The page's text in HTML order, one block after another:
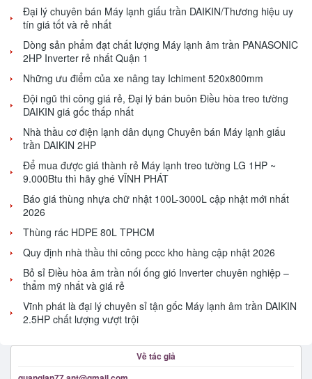
Đại lý chuyên bán Máy lạnh giấu trần DAIKIN/Thương hiệu uy
tín giá tốt và rẻ nhất
Dòng sản phẩm đạt chất lượng Máy lạnh âm trần PANASONIC
2HP Inverter rẻ nhất Quận 1
Những ưu điểm của xe nâng tay Ichiment 520x800mm
Đội ngũ thi công giá rẻ, Đại lý bán buôn Điều hòa treo tường
DAIKIN giá gốc thấp nhất
Nhà thầu cơ điện lạnh dân dụng Chuyên bán Máy lạnh giấu
trần DAIKIN 2HP
Để mua được giá thành rẻ Máy lạnh treo tường LG 1HP ~
9.000Btu thì hãy ghé VĨNH PHÁT
Báo giá thùng nhựa chữ nhật 100L-3000L cập nhật mới nhất
2026
Thùng rác HDPE 80L TPHCM
Quy định nhà thầu thi công pccc kho hàng cập nhật 2026
Bỏ sỉ Điều hòa âm trần nối ống gió Inverter chuyên nghiệp –
thẩm mỹ nhất và giá rẻ
Vĩnh phát là đại lý chuyên sỉ tận gốc Máy lạnh âm trần DAIKIN
2.5HP chất lượng vượt trội
Về tác giả